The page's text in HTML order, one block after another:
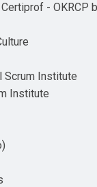
- OKRCP
Scrum Institute
Institute